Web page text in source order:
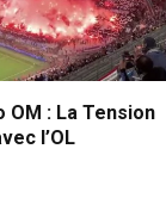
OM : La Tension
l’OL